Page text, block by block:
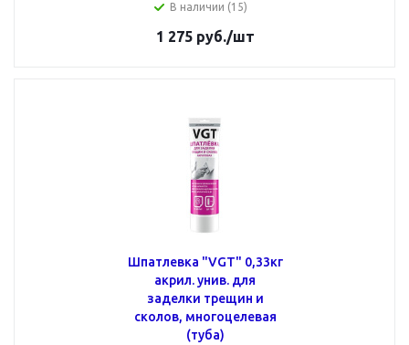
В наличии (15)
1 275руб./шт
Шпатлевка "VGT" 0,33кг
акрил. унив. для
заделки трещин и
сколов, многоцелевая
(туба)